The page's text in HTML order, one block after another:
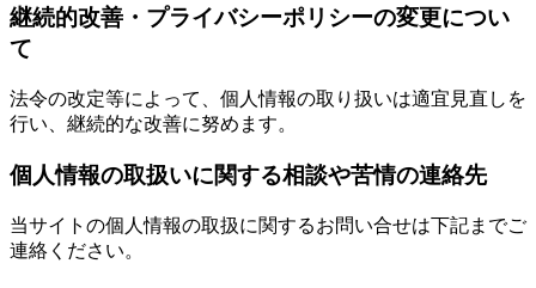
継続的改善・プライバシーポリシーの変更につい
て
法令の改定等によって、個人情報の取り扱いは適宜見直しを
行い、継続的な改善に努めます。
個人情報の取扱いに関する相談や苦情の連絡先
当サイトの個人情報の取扱に関するお問い合せは下記までご
連絡ください。